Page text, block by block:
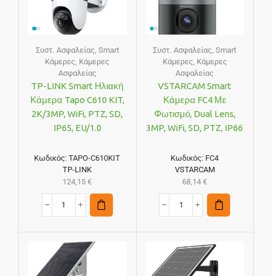
Συστ. Ασφαλείας, Smart
Κάμερες, Κάμερες
Ασφαλείας
TP-LINK Smart Ηλιακή
Κάμερα Tapo C610 KIT,
2K/3MP, WiFi, PTZ, SD,
IP65, EU/1.0
Κωδικός:TAPO-C610KIT
TP-LINK
124,15€
Συστ. Ασφαλείας,Smart
Κάμερες, Κάμερες
Ασφαλείας
VSTARCAM Smart
Κάμερα FC4 Με
Φωτισμό, Dual Lens,
3MP, WiFi, SD, PTZ, IP66
Κωδικός: FC4
VSTARCAM
68,14€